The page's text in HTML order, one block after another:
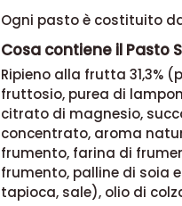
Ogni pasto è costituito
Cosa contiene il Pasto
Ripieno alla frutta 31,3%
fruttosio, purea di
citrato di magnesio,
concentrato, aroma
frumento, farina di
frumento, palline di soia
tapioca, sale), olio di